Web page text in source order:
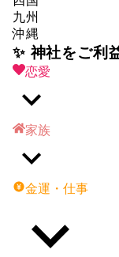
九州
沖縄
✨ 神社をご利
恋愛
家族
金運・仕事